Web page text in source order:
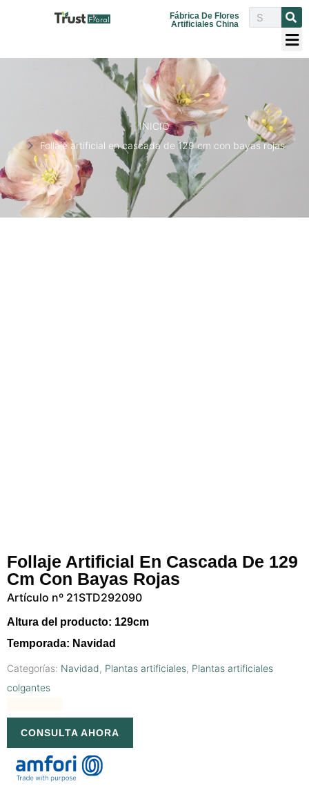
Fábrica De Flores
Artificiales China
INICIO
Follaje artificial en cascada de 129 cm con bayas rojas
Follaje Artificial En Cascada De 129
Cm Con Bayas Rojas
Artículo nº 21STD292090
Altura del producto: 129cm
Temporada: Navidad
Categorías: Navidad, Plantas artificiales, Plantas artificiales
colgantes
CONSULTA AHORA